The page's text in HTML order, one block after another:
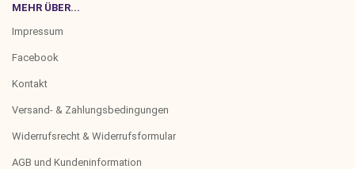
MEHR ÜBER...
Impressum
Facebook
Kontakt
Versand- & Zahlungsbedingungen
Widerrufsrecht & Widerrufsformular
AGB und Kundeninformation